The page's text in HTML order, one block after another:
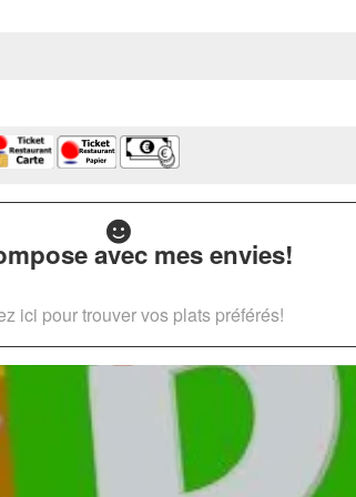
avec mes envies!
ici pour trouver vos plats préférés!